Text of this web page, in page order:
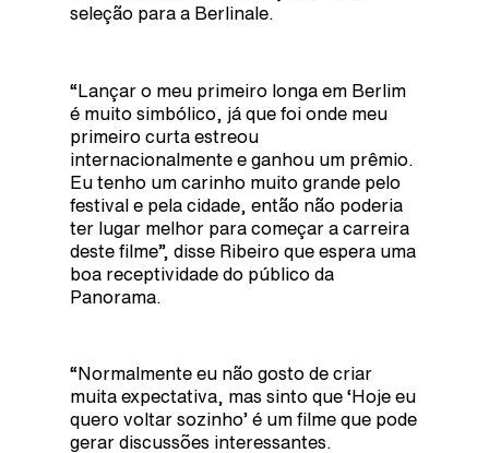
seleção para a Berlinale.
“Lançar o meu primeiro longa em Berlim
é muito simbólico, já que foi onde meu
primeiro curta estreou
internacionalmente e ganhou um prêmio.
Eu tenho um carinho muito grande pelo
festival e pela cidade, então não poderia
ter lugar melhor para começar a carreira
deste filme”, disse Ribeiro que espera uma
boa receptividade do público da
Panorama.
“Normalmente eu não gosto de criar
muita expectativa, mas sinto que ‘Hoje eu
quero voltar sozinho’ é um filme que pode
gerar discussões interessantes.